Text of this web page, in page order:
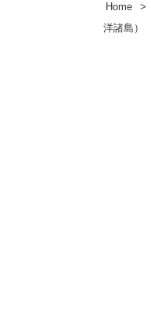
Home >
洋諸島）